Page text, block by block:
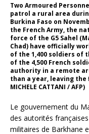
Two Armoured
patrol a rural area
Burkina Faso on
the French Army, the
force of the G5 Sahel
Chad) have officially
of the 1,400 soldiers of
of the 4,500 French
authority in a remote
than a year, leaving
MICHELE CATTANI / AFP)
Le gouvernement du
des autorités
militaires de Barkhane